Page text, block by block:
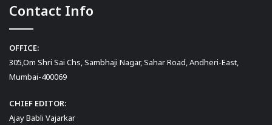
Contact Info
OFFICE:
305,Om Shri Sai Chs, Sambhaji Nagar, Sahar Road, Andheri-East,
Mumbai-400069
CHIEF EDITOR:
Ajay Babli Vajarkar